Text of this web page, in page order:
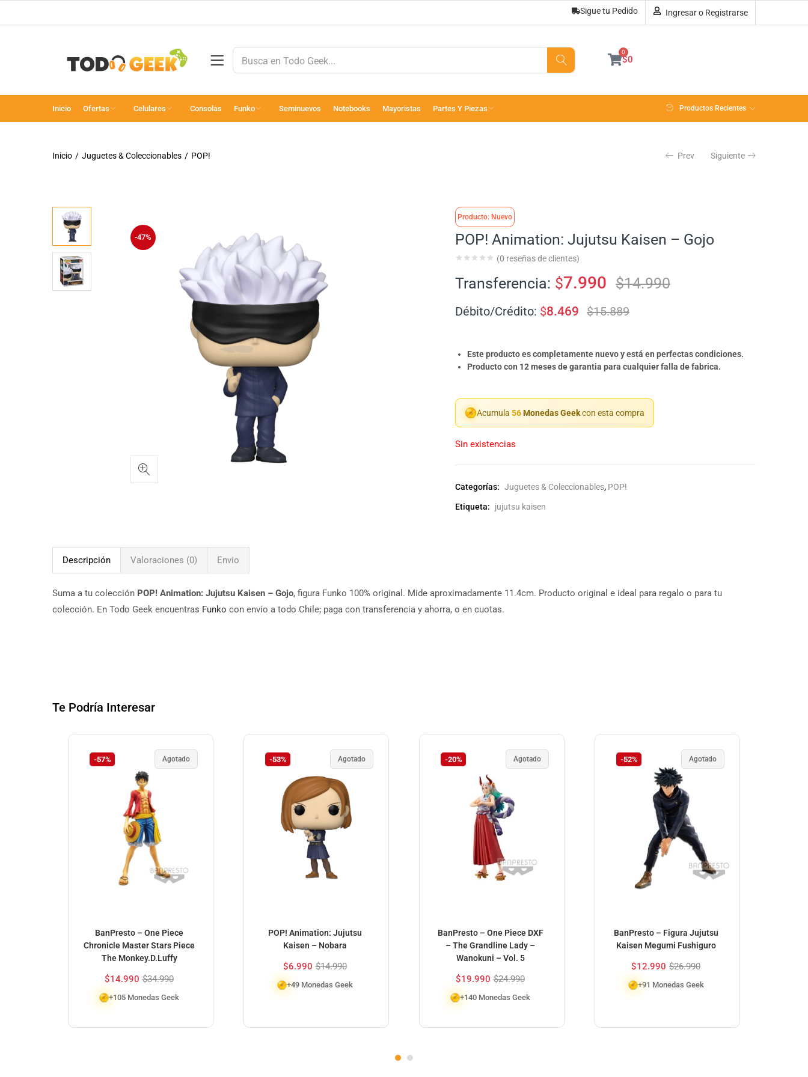
Sigue tu Pedido Ingresar o Registrarse
$0
0
Inicio Ofertas Celulares Consolas Funko Seminuevos Notebooks Mayoristas Partes Y Piezas Productos Recientes
Inicio Juguetes & Coleccionables POP! Prev Siguiente
Sin existencias
-47%
Producto: Nuevo
POP! Animation: Jujutsu Kaisen – Gojo
(0 reseñas de clientes)
Transferencia: $7.990 $14.990
Débito/Crédito: $8.469 $15.889
Este producto es completamente nuevo y está en perfectas condiciones.
Producto con 12 meses de garantia para cualquier falla de fabrica.
Acumula 56Monedas Geekcon esta compra
Sin existencias
Categorías: Juguetes & Coleccionables, POP!
Etiqueta: jujutsu kaisen
Descripción Valoraciones (0) Envio
Suma a tu colección POP! Animation: Jujutsu Kaisen – Gojo, figura Funko 100% original. Mide aproximadamente 11.4cm. Producto original e ideal para regalo o para tu
colección. En Todo Geek encuentras Funko con envío a todo Chile; paga con transferencia y ahorra, o en cuotas.
Te Podría Interesar
-57% Agotado
BanPresto – One Piece
Chronicle Master Stars Piece
The Monkey.D.Luffy
$14.990 $34.990
+105 Monedas Geek
-53% Agotado
POP! Animation: Jujutsu
Kaisen – Nobara
$6.990 $14.990
+49 Monedas Geek
-20% Agotado
BanPresto – One Piece DXF
– The Grandline Lady –
Wanokuni – Vol. 5
$19.990 $24.990
+140 Monedas Geek
-52% Agotado
BanPresto – Figura Jujutsu
Kaisen Megumi Fushiguro
$12.990 $26.990
+91 Monedas Geek